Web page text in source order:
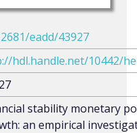
eadd/43927
hdl.handle.net/10442/
stability monetary
an empirical